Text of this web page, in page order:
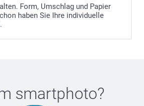
Form, Umschlag und Papier
haben Sie Ihre individuelle
smartphoto?